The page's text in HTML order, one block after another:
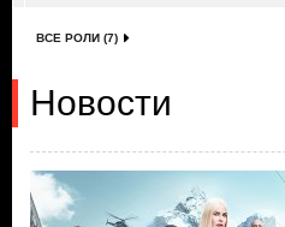
ВСЕ РОЛИ (7)
Новости